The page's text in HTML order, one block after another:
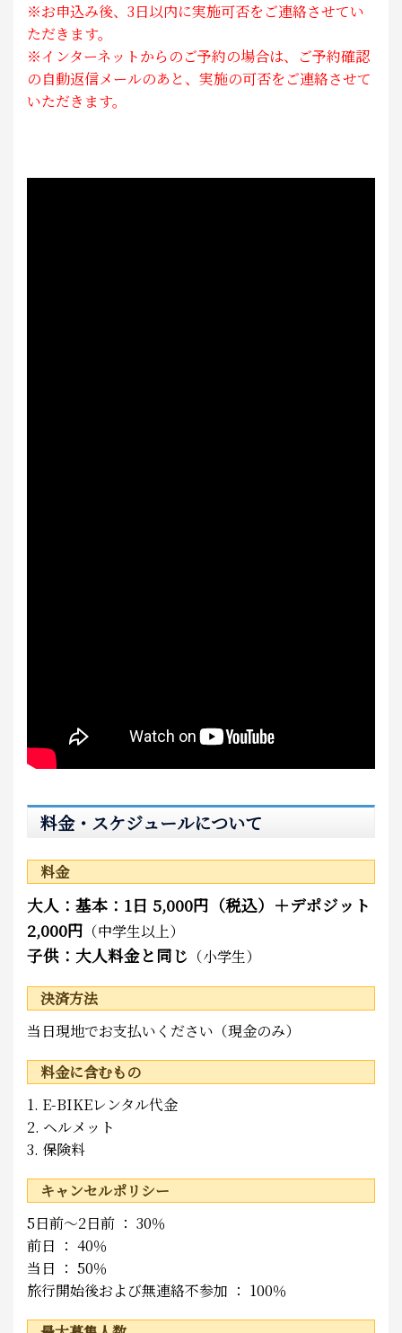
※お申込み後、3日以内に実施可否をご連絡させてい
ただきます。
※インターネットからのご予約の場合は、ご予約確認
の自動返信メールのあと、実施の可否をご連絡させて
いただきます。
料金・スケジュールについて
料金
大人：基本：1日 5,000円（税込）＋デポジット
2,000円 （中学生以上）
子供：大人料金と同じ （小学生）
決済方法
当日現地でお支払いください（現金のみ）
料金に含むもの
1. E-BIKEレンタル代金
2. ヘルメット
3. 保険料
キャンセルポリシー
5日前～2日前 ： 30％
前日 ： 40％
当日 ： 50％
旅行開始後および無連絡不参加 ： 100％